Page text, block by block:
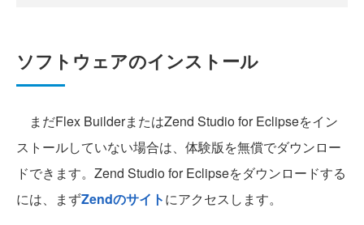
ソフトウェアのインストール
まだFlex BuilderまたはZend Studio for Eclipseをイン
ストールしていない場合は、体験版を無償でダウンロー
ドできます。Zend Studio for Eclipseをダウンロードする
には、まずZendのサイトにアクセスします。